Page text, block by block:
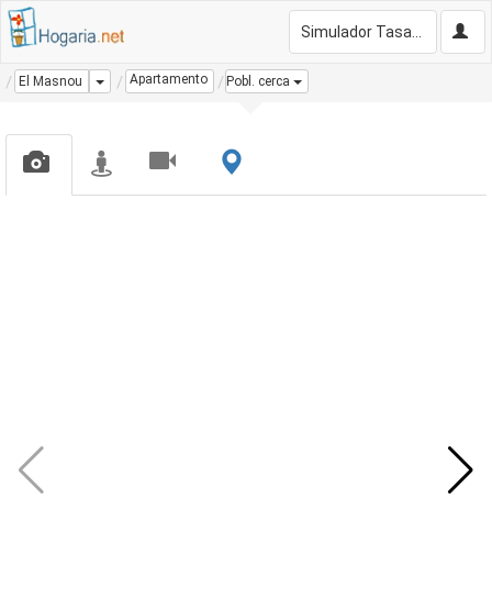
El Masnou Dropdown
Apartamento Pobl. cerca